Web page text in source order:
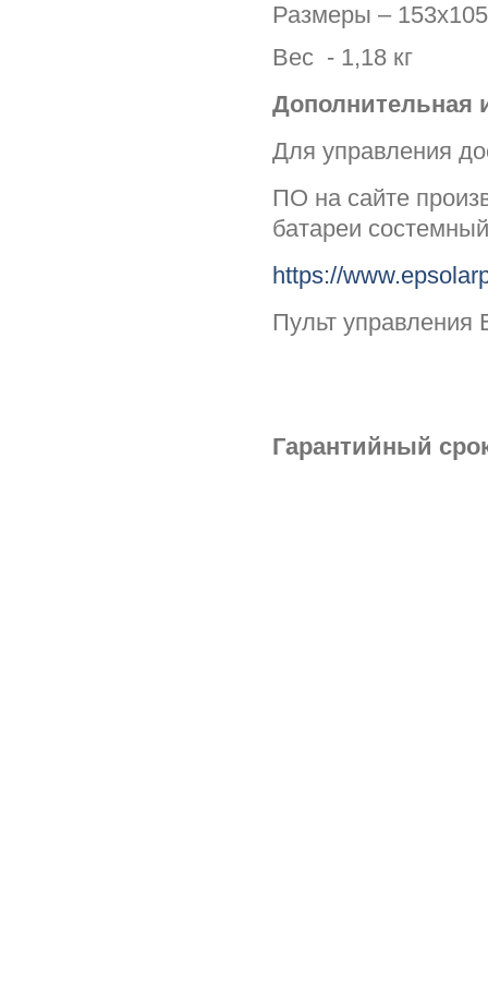
Размеры –
Вес - 1,18 кг
Дополнительная
Для управления
ПО на сайте
батареи
https://
Пульт управления
Гарантийный